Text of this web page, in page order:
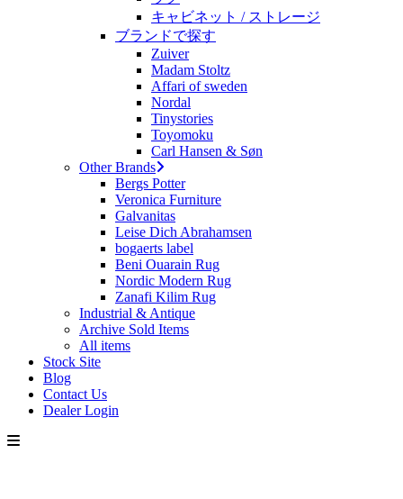
キャビネット / ストレージ
ブランドで探す
Zuiver
Madam Stoltz
Affari of sweden
Nordal
Tinystories
Toyomoku
Carl Hansen & Søn
Other Brands
Bergs Potter
Veronica Furniture
Galvanitas
Leise Dich Abrahamsen
bogaerts label
Beni Ouarain Rug
Nordic Modern Rug
Zanafi Kilim Rug
Industrial & Antique
Archive Sold Items
All items
Stock Site
Blog
Contact Us
Dealer Login